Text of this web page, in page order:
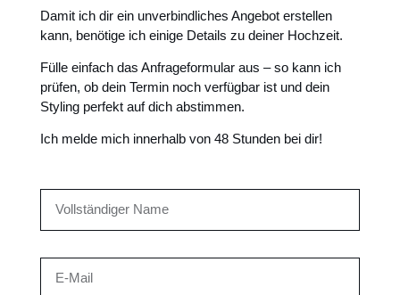
Damit ich dir ein unverbindliches Angebot erstellen
kann, benötige ich einige Details zu deiner Hochzeit.
Fülle einfach das Anfrageformular aus – so kann ich
prüfen, ob dein Termin noch verfügbar ist und dein
Styling perfekt auf dich abstimmen.
Ich melde mich innerhalb von 48 Stunden bei dir!